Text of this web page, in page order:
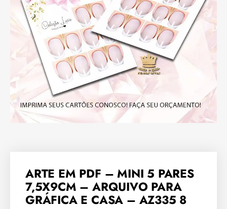
ARTE EM PDF – MINI 5 PARES
7,5X9CM – ARQUIVO PARA
GRÁFICA E CASA – AZ335 8